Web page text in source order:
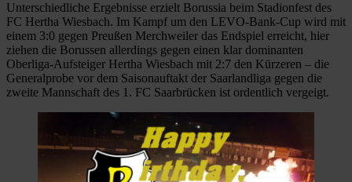
Unterschiedliche Ergebnisse erzielt Borussia beim Stadionfest des
FC Hertha Wiesbach. Im Kampf um den LEVO-Bank-Cup wird mit
einem 3:0 gegen Preußen Merchweiler das Endspiel erreicht, hier
ziehen die Borussen allerdings gegen einen klar dominanten
Oberliga-Aufsteiger Hertha Wiesbach mit 2:7 den Kürzeren – die
Generalprobe vor dem Saisonauftakt der Saarlandliga gegen die
zweite Mannschaft des 1. FC Saarbrücken ist ordentlich vergeigt.